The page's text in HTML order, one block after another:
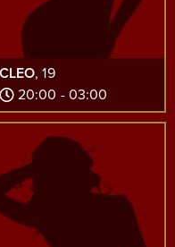
CLEO, 19
20:00 - 03:00